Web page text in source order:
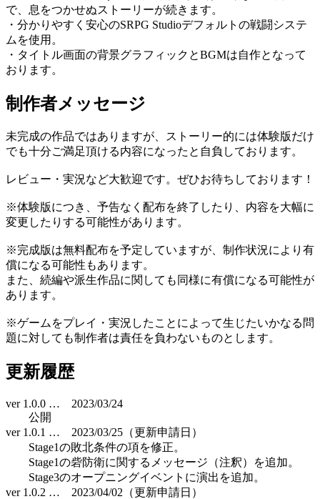
で、息をつかせぬストーリーが続きます。
・分かりやすく安心のSRPG Studioデフォルトの戦闘システ
ムを使用。
・タイトル画面の背景グラフィックとBGMは自作となって
おります。
制作者メッセージ
未完成の作品ではありますが、ストーリー的には体験版だけ
でも十分ご満足頂ける内容になったと自負しております。
レビュー・実況など大歓迎です。ぜひお待ちしております！
※体験版につき、予告なく配布を終了したり、内容を大幅に
変更したりする可能性があります。
※完成版は無料配布を予定していますが、制作状況により有
償になる可能性もあります。
また、続編や派生作品に関しても同様に有償になる可能性が
あります。
※ゲームをプレイ・実況したことによって生じたいかなる問
題に対しても制作者は責任を負わないものとします。
更新履歴
ver 1.0.0 … 2023/03/24
公開
ver 1.0.1 … 2023/03/25（更新申請日）
Stage1の敗北条件の項を修正。
Stage1の砦防衛に関するメッセージ（注釈）を追加。
Stage3のオープニングイベントに演出を追加。
ver 1.0.2 … 2023/04/02（更新申請日）